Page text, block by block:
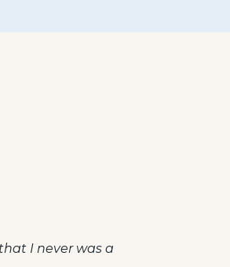
I never was a